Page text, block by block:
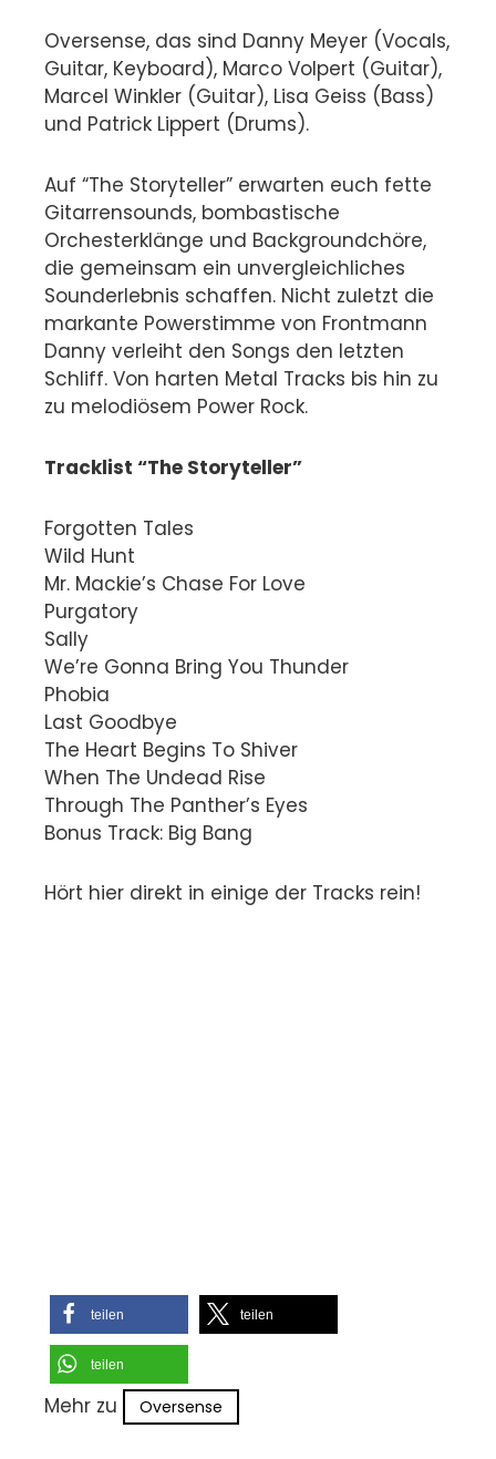
Oversense, das sind Danny Meyer (Vocals,
Guitar, Keyboard), Marco Volpert (Guitar),
Marcel Winkler (Guitar), Lisa Geiss (Bass)
und Patrick Lippert (Drums).
Auf “The Storyteller” erwarten euch fette
Gitarrensounds, bombastische
Orchesterklänge und Backgroundchöre,
die gemeinsam ein unvergleichliches
Sounderlebnis schaffen. Nicht zuletzt die
markante Powerstimme von Frontmann
Danny verleiht den Songs den letzten
Schliff. Von harten Metal Tracks bis hin zu
zu melodiösem Power Rock.
Tracklist “The Storyteller”
Forgotten Tales
Wild Hunt
Mr. Mackie’s Chase For Love
Purgatory
Sally
We’re Gonna Bring You Thunder
Phobia
Last Goodbye
The Heart Begins To Shiver
When The Undead Rise
Through The Panther’s Eyes
Bonus Track: Big Bang
Hört hier direkt in einige der Tracks rein!
teilen teilen
teilen
Mehr zu Oversense